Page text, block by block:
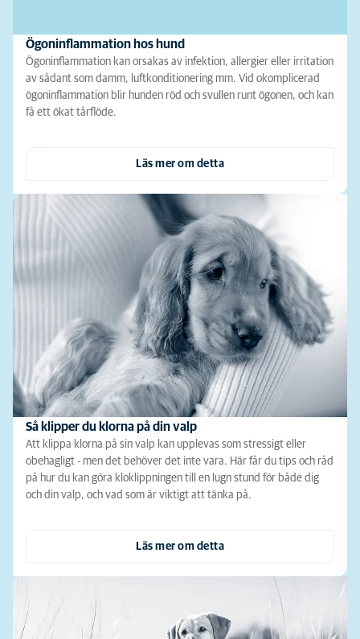
Ögoninflammation hos hund
Ögoninflammation kan orsakas av infektion, allergier eller irritation
av sådant som damm, luftkonditionering mm. Vid okomplicerad
ögoninflammation blir hunden röd och svullen runt ögonen, och kan
få ett ökat tårflöde.
Läs mer om detta
Så klipper du klorna på din valp
Att klippa klorna på sin valp kan upplevas som stressigt eller
obehagligt - men det behöver det inte vara. Här får du tips och råd
på hur du kan göra kloklippningen till en lugn stund för både dig
och din valp, och vad som är viktigt att tänka på.
Läs mer om detta